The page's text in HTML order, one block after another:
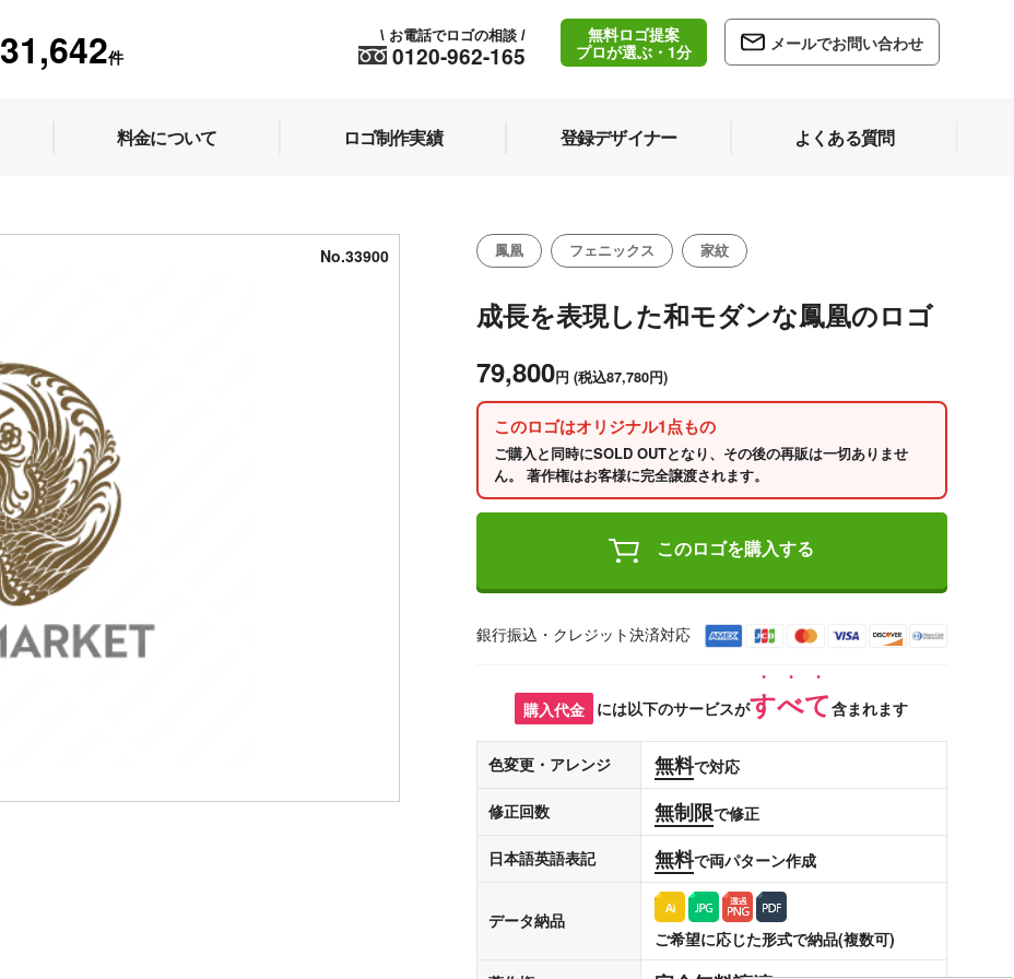
31,642件 0120-962-165
\ お電話でロゴの相談 /
無料ロゴ提案
プロが選ぶ・1分
メールでお問い合わせ
料金について ロゴ制作実績 登録デザイナー よくある質問
No.33900 鳳凰 フェニックス 家紋
成長を表現した和モダンな鳳凰のロゴ
79,800円 (税込87,780円)
このロゴはオリジナル1点もの
ご購入と同時にSOLD OUTとなり、その後の再販は一切ありませ
ん。 著作権はお客様に完全譲渡されます。
このロゴを購入する
銀行振込・クレジット決済対応
購入代金 には以下のサービスがすべて含まれます
色変更・アレンジ 無料で対応
修正回数 無制限で修正
日本語英語表記 無料で両パターン作成
データ納品
ご希望に応じた形式で納品(複数可)